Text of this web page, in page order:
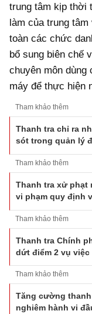
trung tâm kịp thời
làm của trung
toàn các chức
bổ sung biên chế
chuyên môn dùng
máy để thực hiện
Tham khảo thêm
Thanh tra chỉ ra
sót trong quản lý
Tham khảo thêm
Thanh tra xử phạt
vi phạm quy định
Tham khảo thêm
Thanh tra Chính
dứt điểm 2 vụ việc
Tham khảo thêm
Tăng cường
nghiêm hành vi